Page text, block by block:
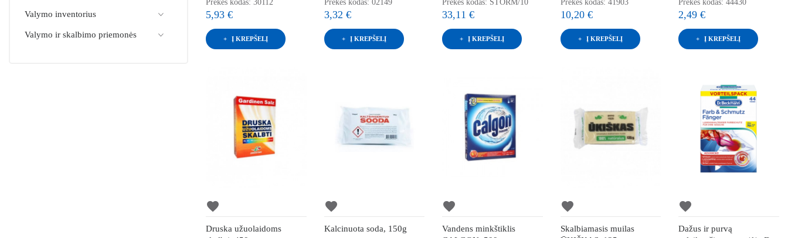
Valymo inventorius
Valymo ir skalbimo priemonės
Prekės kodas: 30112
5,93 €
Į KREPŠELĮ
Prekės kodas: 02149
3,32 €
Į KREPŠELĮ
Prekės kodas: STORM/10
33,11 €
Į KREPŠELĮ
Prekės kodas: 41903
10,20 €
Į KREPŠELĮ
Prekės kodas: 44430
2,49 €
Į KREPŠELĮ
favorite
Druska užuolaidoms
favorite
Kalcinuota soda, 150g
favorite
Vandens minkštiklis
favorite
Skalbiamasis muilas
favorite
Dažus ir purvą